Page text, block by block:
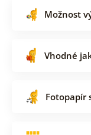
Možnost
Vhodné
Fotopapír